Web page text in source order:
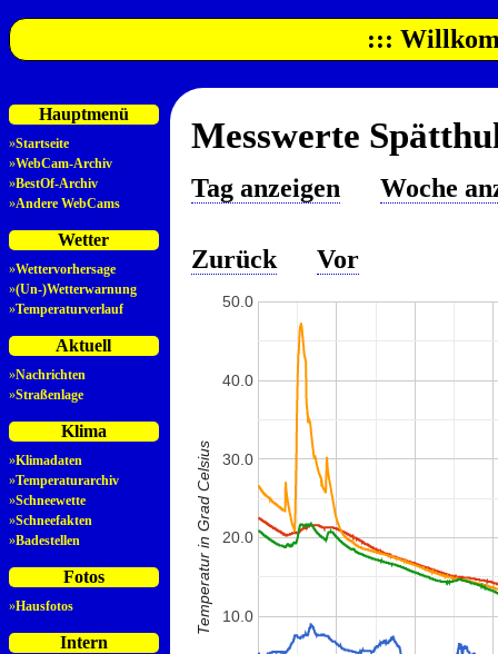
:::
Hauptmenü
»Startseite
»WebCam-Archiv
»BestOf-Archiv
»Andere WebCams
Wetter
»Wettervorhersage
»(Un-)Wetterwarnung
»Temperaturverlauf
Aktuell
»Nachrichten
»Straßenlage
Klima
»Klimadaten
»Temperaturarchiv
»Schneewette
»Schneefakten
»Badestellen
Fotos
»Hausfotos
Intern
Messwerte
Tag anzeigen Woche
Zurück Vor
10.0
20.0
30.0
40.0
50.0
Temperatur in Grad Celsius